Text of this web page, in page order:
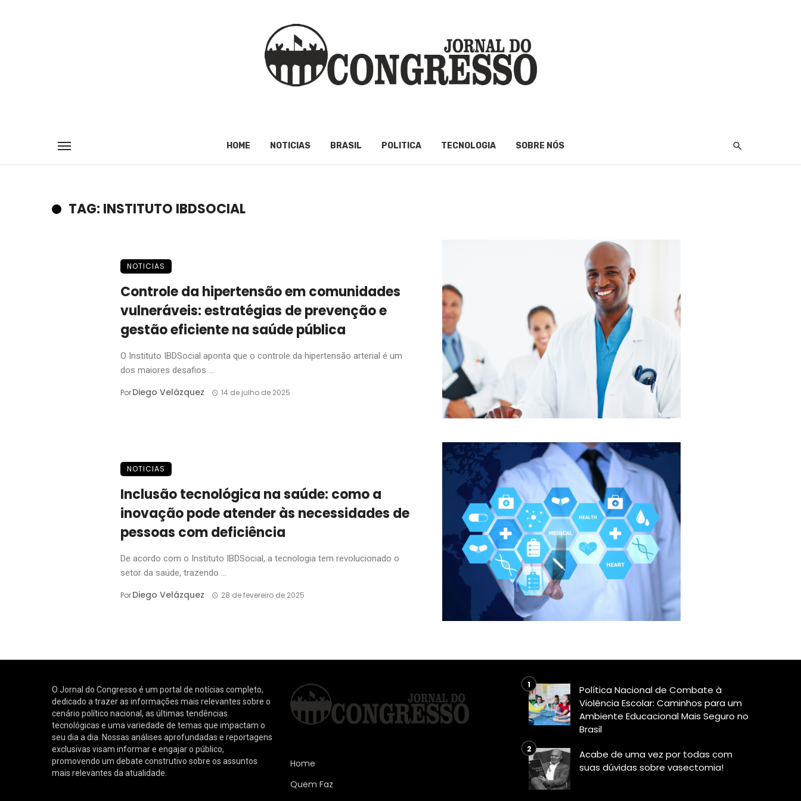
HOME NOTICIAS BRASIL POLITICA TECNOLOGIA SOBRE NÓS
TAG: INSTITUTO IBDSOCIAL
NOTICIAS
Controle da hipertensão em comunidades
vulneráveis: estratégias de prevenção e
gestão eficiente na saúde pública
O Instituto IBDSocial aponta que o controle da hipertensão arterial é um
dos maiores desafios ...
PorDiego Velázquez 14 de julho de 2025
NOTICIAS
Inclusão tecnológica na saúde: como a
inovação pode atender às necessidades de
pessoas com deficiência
De acordo com o Instituto IBDSocial, a tecnologia tem revolucionado o
setor da saúde, trazendo ...
PorDiego Velázquez 28 de fevereiro de 2025
O Jornal do Congresso é um portal de notícias completo,
dedicado a trazer as informações mais relevantes sobre o
cenário político nacional, as últimas tendências
tecnológicas e uma variedade de temas que impactam o
seu dia a dia. Nossas análises aprofundadas e reportagens
exclusivas visam informar e engajar o público,
promovendo um debate construtivo sobre os assuntos
mais relevantes da atualidade.
Home
Quem Faz
Política Nacional de Combate à
Violência Escolar: Caminhos para um
Ambiente Educacional Mais Seguro no
Brasil
Acabe de uma vez por todas com
suas dúvidas sobre vasectomia!